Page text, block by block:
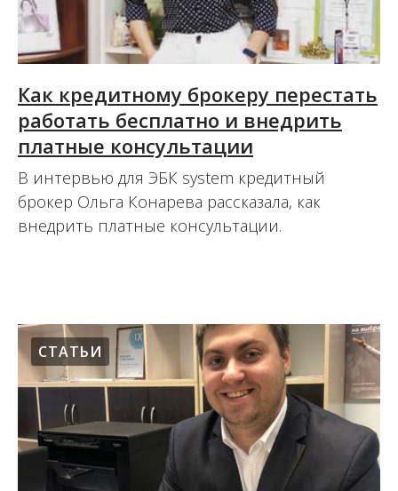
Как кредитному брокеру перестать
работать бесплатно и внедрить
платные консультации
В интервью для ЭБК system кредитный
брокер Ольга Конарева рассказала, как
внедрить платные консультации.
СТАТЬИ